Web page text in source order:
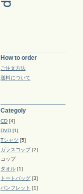
How to order
ご注文方法
送料について
Categoly
CD [4]
DVD [1]
Tシャツ [5]
ガラスコップ[2]
コップ
タオル [1]
トートバッグ [3]
パンフレット [1]